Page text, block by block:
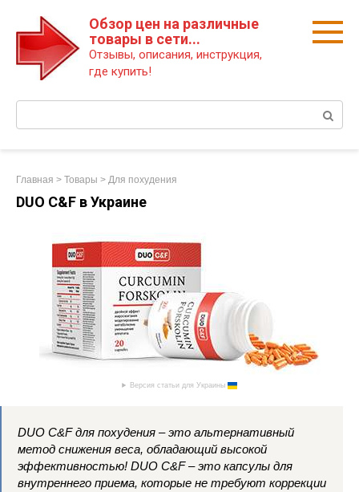
Обзор цен на различные
товары в сети...
Отзывы, описания, инструкция,
где купить!
Главная > Товары > Для похудения
DUO C&F в Украине
Версия статьи для Украины
DUO C&F для похудения – это альтернативный
метод снижения веса, обладающий высокой
эффективностью! DUO C&F – это капсулы для
внутреннего приема, которые не требуют коррекции